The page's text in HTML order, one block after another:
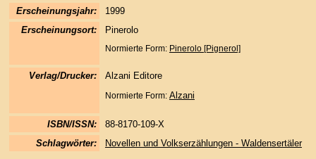
Erscheinungsjahr:
1999
Erscheinungsort:
Pinerolo
Normierte Form: Pinerolo [Pignerol]
Verlag/Drucker: Alzani Editore
Normierte Form: Alzani
ISBN/ISSN:
88-8170-109-X
Schlagwörter:
Novellen und Volkserzählungen - Waldensertäler